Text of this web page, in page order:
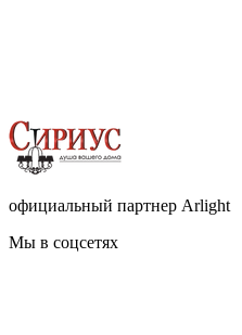
официальный партнер Arlight
Мы в соцсетях